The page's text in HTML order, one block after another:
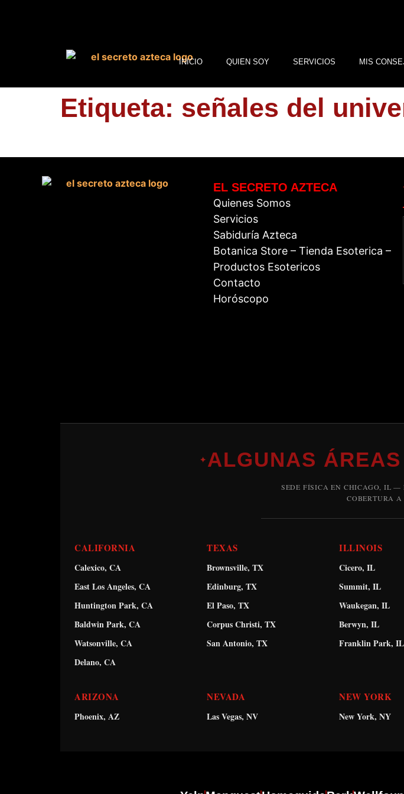
INICIO QUIEN SOY SERVICIOS MIS
Etiqueta: señales del
EL SECRETO AZTECA
Quienes Somos
Servicios
Sabiduría Azteca
Botanica Store – Tienda Esoterica –
Productos Esotericos
Contacto
Horóscopo
✦ ALGUNAS
SEDE FÍSICA EN CHICAGO, IL —
COBERTURA
CALIFORNIA
Calexico, CA
East Los Angeles, CA
Huntington Park, CA
Baldwin Park, CA
Watsonville, CA
Delano, CA
TEXAS
Brownsville, TX
Edinburg, TX
El Paso, TX
Corpus Christi, TX
San Antonio, TX
ILLINOIS
Cicero, IL
Summit, IL
Waukegan, IL
Berwyn, IL
Franklin Park, IL
ARIZONA
Phoenix, AZ
NEVADA
Las Vegas, NV
NEW YORK
New York, NY